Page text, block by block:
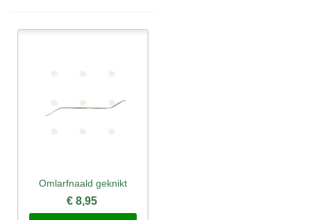
Omlarfnaald geknikt
€ 8,95